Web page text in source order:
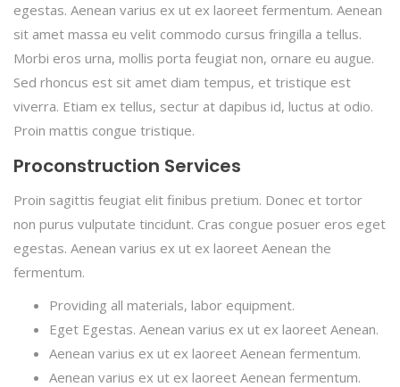
egestas. Aenean varius ex ut ex laoreet fermentum. Aenean
sit amet massa eu velit commodo cursus fringilla a tellus.
Morbi eros urna, mollis porta feugiat non, ornare eu augue.
Sed rhoncus est sit amet diam tempus, et tristique est
viverra. Etiam ex tellus, sectur at dapibus id, luctus at odio.
Proin mattis congue tristique.
Proconstruction Services
Proin sagittis feugiat elit finibus pretium. Donec et tortor
non purus vulputate tincidunt. Cras congue posuer eros eget
egestas. Aenean varius ex ut ex laoreet Aenean the
fermentum.
Providing all materials, labor equipment.
Eget Egestas. Aenean varius ex ut ex laoreet Aenean.
Aenean varius ex ut ex laoreet Aenean fermentum.
Aenean varius ex ut ex laoreet Aenean fermentum.